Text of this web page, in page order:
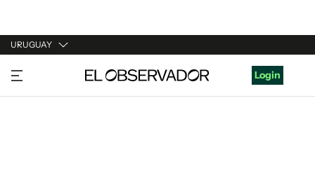
URUGUAY
URUGUAY
ARGENTINA
Login